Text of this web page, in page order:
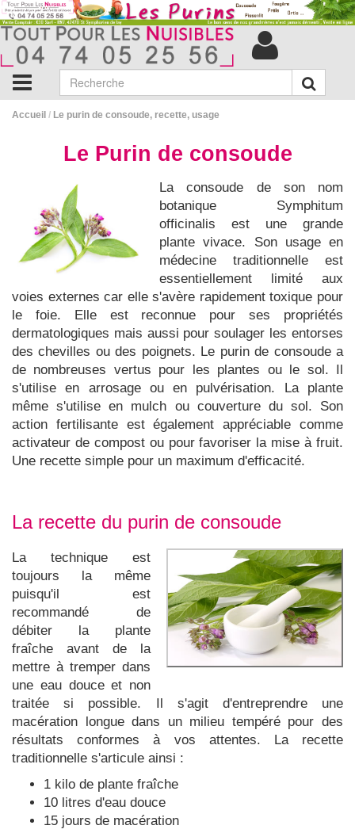
Accueil / Le purin de consoude, recette, usage
Le Purin de consoude
La consoude de son nom
botanique Symphitum
officinalis est une grande
plante vivace. Son usage en
médecine traditionnelle est
essentiellement limité aux
voies externes car elle s'avère rapidement toxique pour
le foie. Elle est reconnue pour ses propriétés
dermatologiques mais aussi pour soulager les entorses
des chevilles ou des poignets. Le purin de consoude a
de nombreuses vertus pour les plantes ou le sol. Il
s'utilise en arrosage ou en pulvérisation. La plante
même s'utilise en mulch ou couverture du sol. Son
action fertilisante est également appréciable comme
activateur de compost ou pour favoriser la mise à fruit.
Une recette simple pour un maximum d'efficacité.
La recette du purin de consoude
La technique est
toujours la même
puisqu'il est
recommandé de
débiter la plante
fraîche avant de la
mettre à tremper dans
une eau douce et non
traitée si possible. Il s'agit d'entreprendre une
macération longue dans un milieu tempéré pour des
résultats conformes à vos attentes. La recette
traditionnelle s'articule ainsi :
1 kilo de plante fraîche
10 litres d'eau douce
15 jours de macération